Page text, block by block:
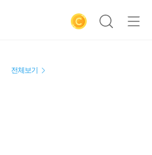
전체보기